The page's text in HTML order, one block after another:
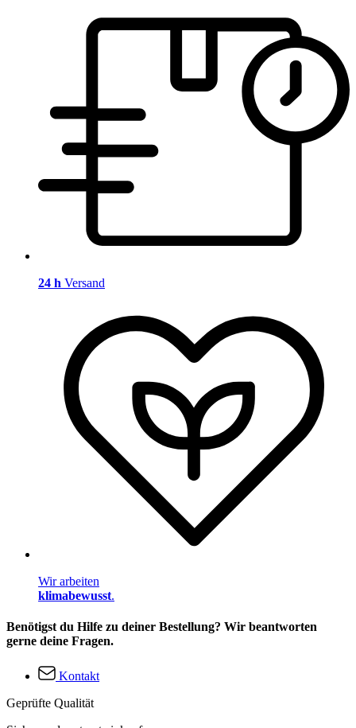
24 h Versand
Wir arbeiten
klimabewusst.
Benötigst du Hilfe zu deiner Bestellung? Wir beantworten
gerne deine Fragen.
Kontakt
Geprüfte Qualität